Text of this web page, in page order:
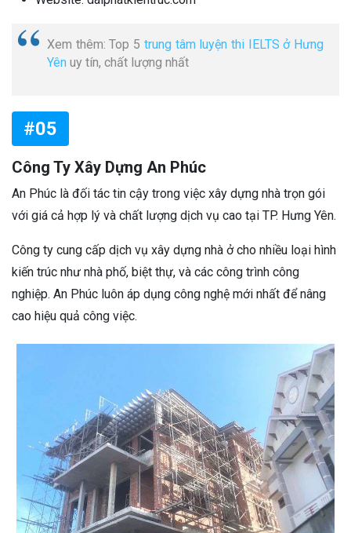
Xem thêm: Top 5 trung tâm luyện thi IELTS ở Hưng
Yên uy tín, chất lượng nhất
#05
Công Ty Xây Dựng An Phúc
An Phúc là đối tác tin cậy trong việc xây dựng nhà trọn gói
với giá cả hợp lý và chất lượng dịch vụ cao tại TP. Hưng Yên.
Công ty cung cấp dịch vụ xây dựng nhà ở cho nhiều loại hình
kiến trúc như nhà phố, biệt thự, và các công trình công
nghiệp. An Phúc luôn áp dụng công nghệ mới nhất để nâng
cao hiệu quả công việc.